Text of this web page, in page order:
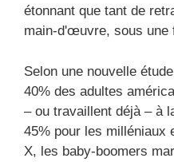
étonnant que tant de
main-d'œuvre, sous une
Selon une nouvelle
40% des adultes
– ou travaillent déjà – à
45% pour les milléniaux
X, les baby-boomers